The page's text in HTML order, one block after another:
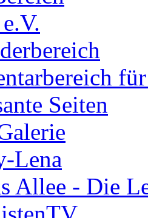
Seiten
Lena
Allee - Die